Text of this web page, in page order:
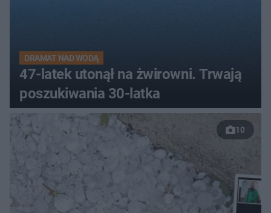
DRAMAT NAD WODĄ
47-latek utonął na żwirowni. Trwają
poszukiwania 30-latka
10